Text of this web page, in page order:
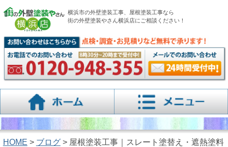
横浜市の外壁塗装工事、屋根塗装工事なら
街の外壁塗装やさん横浜店にご相談ください！
HOME > ブログ> 屋根塗装工事｜スレート塗替え・遮熱塗料